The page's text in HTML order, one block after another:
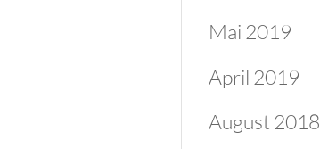
Mai 2019
April 2019
August 2018